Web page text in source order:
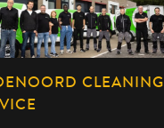
CLEANING